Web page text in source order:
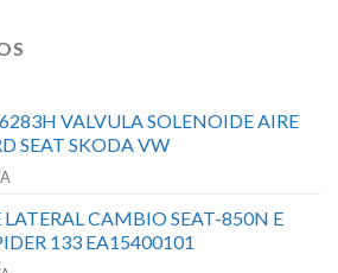
VALVULA SOLENOIDE AIRE
SEAT SKODA VW
LATERAL CAMBIO SEAT-850N E
133 EA15400101